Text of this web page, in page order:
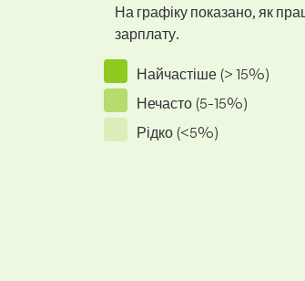
На графіку показано, як
зарплату.
Найчастіше (> 15%)
Нечасто (5-15%)
Рідко (<5%)